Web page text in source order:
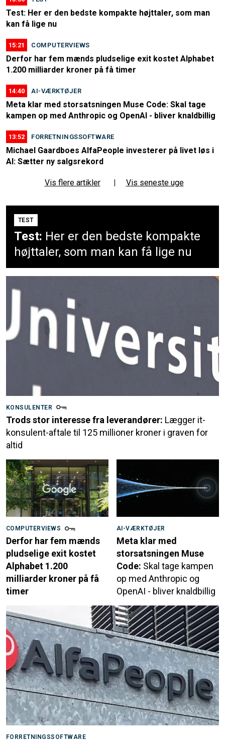
Test: Her er den bedste kompakte højttaler, som man
kan få lige nu
15:21 COMPUTERVIEWS
Derfor har fem mænds pludselige exit kostet Alphabet
1.200 milliarder kroner på få timer
14:40 AI-VÆRKTØJER
Meta klar med storsatsningen Muse Code: Skal tage
kampen op med Anthropic og OpenAI - bliver knaldbillig
13:52 FORRETNINGSSOFTWARE
Michael Gaardboes AlfaPeople investerer på livet løs i
AI: Sætter ny salgsrekord
Vis flere artikler | Vis seneste uge
TEST
Test: Her er den bedste kompakte
højttaler, som man kan få lige nu
KONSULENTER
Trods stor interesse fra leverandører: Lægger it-
konsulent-aftale til 125 millioner kroner i graven for
altid
COMPUTERVIEWS
Derfor har fem mænds
pludselige exit kostet
Alphabet 1.200
milliarder kroner på få
timer
AI-VÆRKTØJER
Meta klar med
storsatsningen Muse
Code: Skal tage kampen
op med Anthropic og
OpenAI - bliver knaldbillig
FORRETNINGSSOFTWARE